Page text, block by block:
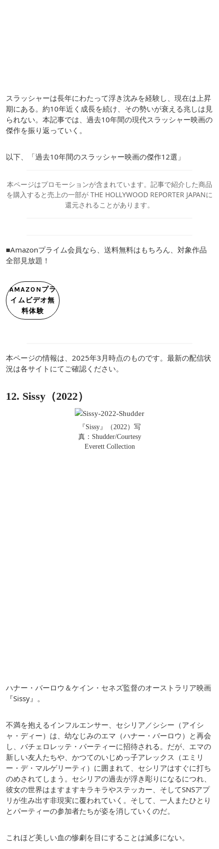
スラッシャーは長年にわたって浮き沈みを経験し、現在は上昇
期にある。約10年近く成長を続け、その勢いが衰える兆しは見
られない。本記事では、過去10年間の現代スラッシャー映画の
傑作を振り返っていく。
以下、「過去10年間のスラッシャー映画の傑作12選」
本ページはプロモーションが含まれています。記事で紹介した商品
を購入すると売上の一部が THE HOLLYWOOD REPORTER JAPANに
還元されることがあります。
■Amazonプライム会員なら、送料無料はもちろん、対象作品
全部見放題！
AMAZONプラ
イムビデオ無
料体験
本ページの情報は、2025年3月時点のものです。最新の配信状
況は各サイトにてご確認ください。
12. Sissy（2022）
『Sissy』（2022）写
真：Shudder/Courtesy
Everett Collection
ハナー・バーロウ＆ケイン・セネズ監督のオーストラリア映画
『Sissy』。
不満を抱えるインフルエンサー、セシリア／シシー（アイシ
ャ・ディー）は、幼なじみのエマ（ハナー・バーロウ）と再会
し、バチェロレッテ・パーティーに招待される。だが、エマの
新しい友人たちや、かつてのいじめっ子アレックス（エミリ
ー・デ・マルゲリーティ）に囲まれて、セシリアはすぐに打ち
のめされてしまう。セシリアの過去が浮き彫りになるにつれ、
彼女の世界はますますキラキラやステッカー、そしてSNSアプ
リが生み出す非現実に覆われていく。そして、一人またひとり
とパーティーの参加者たちが姿を消していくのだ。
これほど美しい血の惨劇を目にすることは滅多にない。